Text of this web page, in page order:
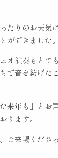
たりのお天気
ができました。
オ演奏もとて
で音を紡げた
来年も」とお
ります。
ご来場くださ